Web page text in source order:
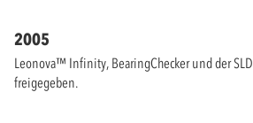
2005
Leonova™ Infinity, BearingChecker und der
freigegeben.